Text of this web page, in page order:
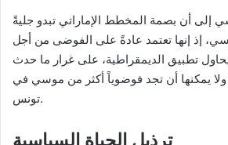
إلى أن بصمة المخطط الإماراتي تبدو جليةً
إذ إنها تعتمد عادةً على الفوضى من أجل
تطبيق الديمقراطية، على غرار ما حدث
ولا يمكنها أن تجد فوضوياً أكثر من موسي في
تونس.
ترذيل الحياة السياسية